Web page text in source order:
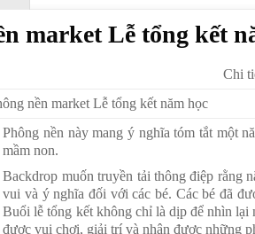
market Lễ tổng kết
Chi
nền market Lễ tổng kết năm học
Phông nền này mang ý nghĩa tóm tắt một
mầm non.
Backdrop muốn truyền tải thông điệp rằng
vui và ý nghĩa đối với các bé. Các bé đã
Buổi lễ tổng kết không chỉ là dịp để nhìn lại
được vui chơi, giải trí và nhận được những